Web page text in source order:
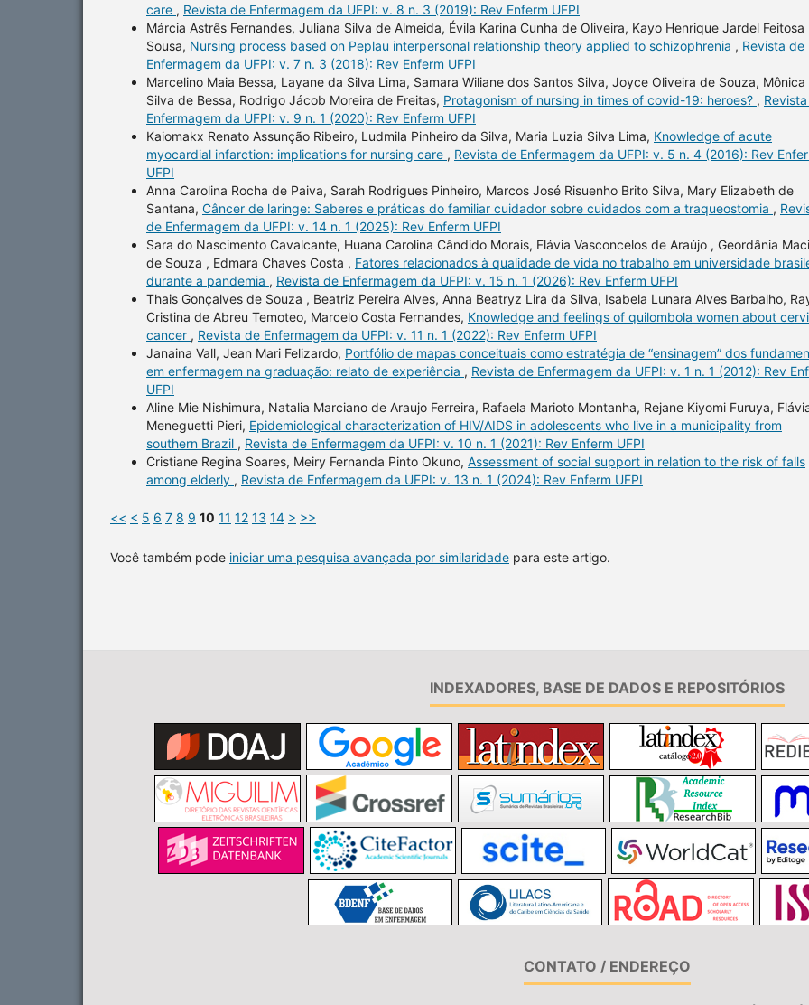
care , Revista de Enfermagem da UFPI: v. 8 n. 3 (2019): Rev Enferm UFPI
Márcia Astrês Fernandes, Juliana Silva de Almeida, Évila Karina Cunha de Oliveira, Kayo Henrique Jardel Feitosa
Sousa, Nursing process based on Peplau interpersonal relationship theory applied to schizophrenia , Revista de
Enfermagem da UFPI: v. 7 n. 3 (2018): Rev Enferm UFPI
Marcelino Maia Bessa, Layane da Silva Lima, Samara Wiliane dos Santos Silva, Joyce Oliveira de Souza, Mônica
Silva de Bessa, Rodrigo Jácob Moreira de Freitas, Protagonism of nursing in times of covid-19: heroes? ,
Enfermagem da UFPI: v. 9 n. 1 (2020): Rev Enferm UFPI
Kaiomakx Renato Assunção Ribeiro, Ludmila Pinheiro da Silva, Maria Luzia Silva Lima, Knowledge of acute
myocardial infarction: implications for nursing care , Revista de Enfermagem da UFPI: v. 5 n. 4 (2016): Rev
UFPI
Anna Carolina Rocha de Paiva, Sarah Rodrigues Pinheiro, Marcos José Risuenho Brito Silva, Mary Elizabeth de
Santana, Câncer de laringe: Saberes e práticas do familiar cuidador sobre cuidados com a traqueostomia ,
de Enfermagem da UFPI: v. 14 n. 1 (2025): Rev Enferm UFPI
Sara do Nascimento Cavalcante, Huana Carolina Cândido Morais, Flávia Vasconcelos de Araújo , Geordânia
de Souza , Edmara Chaves Costa , Fatores relacionados à qualidade de vida no trabalho em universidade
durante a pandemia , Revista de Enfermagem da UFPI: v. 15 n. 1 (2026): Rev Enferm UFPI
Thais Gonçalves de Souza , Beatriz Pereira Alves, Anna Beatryz Lira da Silva, Isabela Lunara Alves Barbalho,
Cristina de Abreu Temoteo, Marcelo Costa Fernandes, Knowledge and feelings of quilombola women about
cancer , Revista de Enfermagem da UFPI: v. 11 n. 1 (2022): Rev Enferm UFPI
Janaina Vall, Jean Mari Felizardo, Portfólio de mapas conceituais como estratégia de “ensinagem” dos
em enfermagem na graduação: relato de experiência , Revista de Enfermagem da UFPI: v. 1 n. 1 (2012): Rev
UFPI
Aline Mie Nishimura, Natalia Marciano de Araujo Ferreira, Rafaela Marioto Montanha, Rejane Kiyomi Furuya,
Meneguetti Pieri, Epidemiological characterization of HIV/AIDS in adolescents who live in a municipality from
southern Brazil , Revista de Enfermagem da UFPI: v. 10 n. 1 (2021): Rev Enferm UFPI
Cristiane Regina Soares, Meiry Fernanda Pinto Okuno, Assessment of social support in relation to the risk of falls
among elderly , Revista de Enfermagem da UFPI: v. 13 n. 1 (2024): Rev Enferm UFPI
<< < 5 6 7 8 9 10 11 12 13 14 > >>
Você também pode iniciar uma pesquisa avançada por similaridade para este artigo.
INDEXADORES, BASE DE DADOS E REPOSITÓRIOS
CONTATO / ENDEREÇO